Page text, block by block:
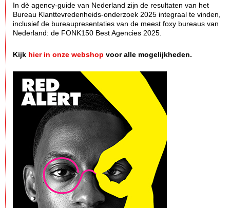
In dè agency-guide van Nederland zijn de resultaten van het
Bureau Klanttevredenheids-onderzoek 2025 integraal te vinden,
inclusief de bureaupresentaties van de meest foxy bureaus van
Nederland: de FONK150 Best Agencies 2025.
Kijk hier in onze webshop voor alle mogelijkheden.